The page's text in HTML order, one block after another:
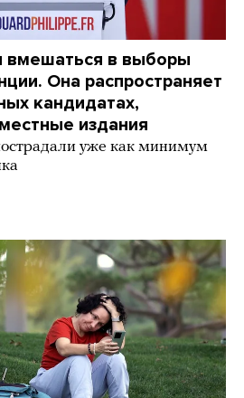
вмешаться в выборы
Она распространяет
кандидатах,
издания
уже как минимум